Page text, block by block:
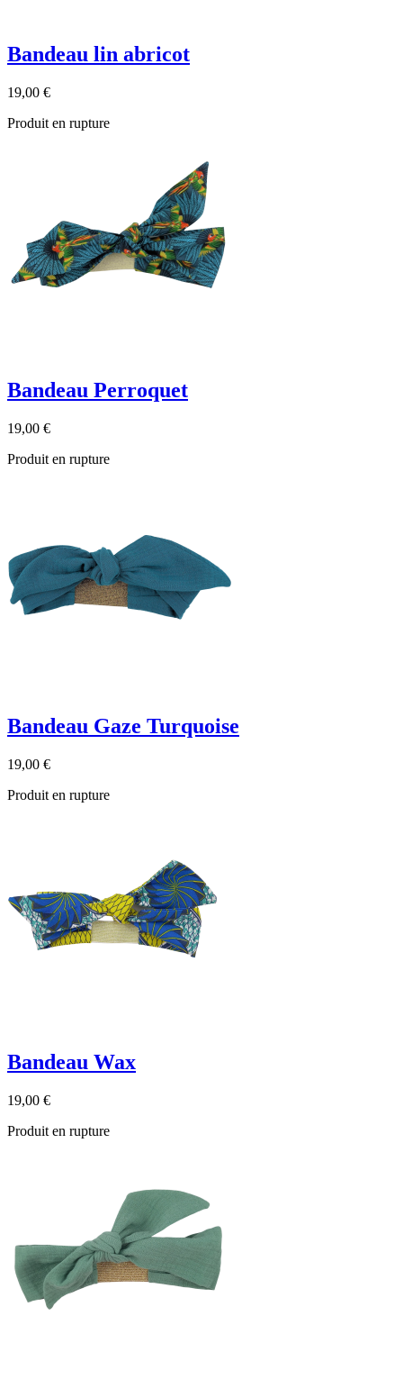
Bandeau lin abricot
19,00 €
Produit en rupture
Bandeau Perroquet
19,00 €
Produit en rupture
Bandeau Gaze Turquoise
19,00 €
Produit en rupture
Bandeau Wax
19,00 €
Produit en rupture